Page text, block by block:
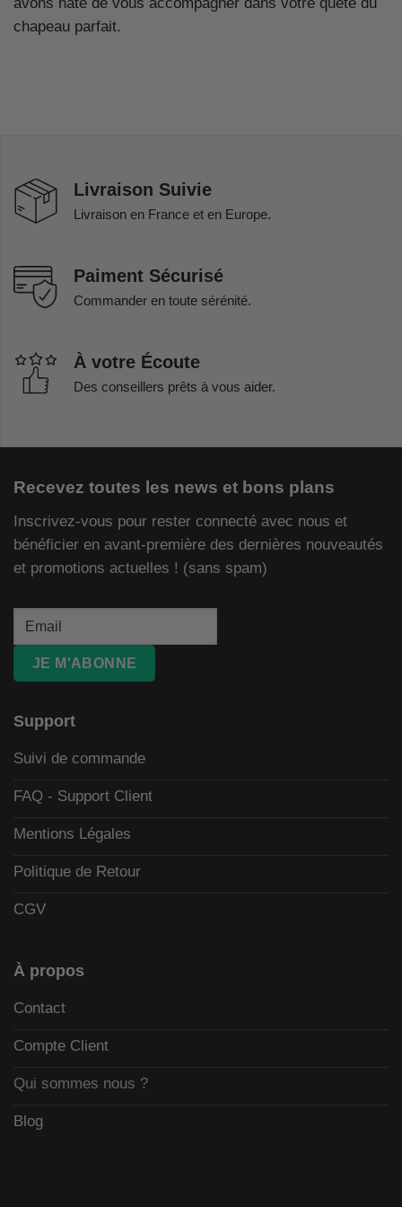
avons hâte de vous accompagner dans votre quête du
chapeau parfait.
Livraison Suivie
Livraison en France et en Europe.
Paiment Sécurisé
Commander en toute sérénité.
À votre Écoute
Des conseillers prêts à vous aider.
Recevez toutes les news et bons plans
Inscrivez-vous pour rester connecté avec nous et
bénéficier en avant-première des dernières nouveautés
et promotions actuelles ! (sans spam)
JE M'ABONNE
Support
Suivi de commande
FAQ - Support Client
Mentions Légales
Politique de Retour
CGV
À propos
Contact
Compte Client
Qui sommes nous ?
Blog